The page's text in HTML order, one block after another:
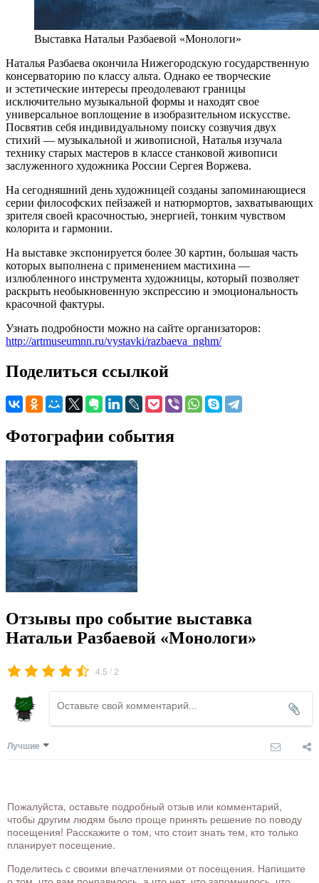
Выставка Натальи Разбаевой «Монологи»
Наталья Разбаева окончила Нижегородскую государственную
консерваторию по классу альта. Однако ее творческие
и эстетические интересы преодолевают границы
исключительно музыкальной формы и находят свое
универсальное воплощение в изобразительном искусстве.
Посвятив себя индивидуальному поиску созвучия двух
стихий — музыкальной и живописной, Наталья изучала
технику старых мастеров в классе станковой живописи
заслуженного художника России Сергея Воржева.
На сегодняшний день художницей созданы запоминающиеся
серии философских пейзажей и натюрмортов, захватывающих
зрителя своей красочностью, энергией, тонким чувством
колорита и гармонии.
На выставке экспонируется более 30 картин, большая часть
которых выполнена с применением мастихина —
излюбленного инструмента художницы, который позволяет
раскрыть необыкновенную экспрессию и эмоциональность
красочной фактуры.
Узнать подробности можно на сайте организаторов:
http://artmuseumnn.ru/vystavki/razbaeva_nghm/
Поделиться ссылкой
Фотографии события
Отзывы про событие выставка
Натальи Разбаевой «Монологи»
4.5 /2
Лучшие
Пожалуйста, оставьте подробный отзыв или комментарий,
чтобы другим людям было проще принять решение по поводу
посещения! Расскажите о том, что стоит знать тем, кто только
планирует посещение.
Поделитесь с своими впечатлениями от посещения. Напишите